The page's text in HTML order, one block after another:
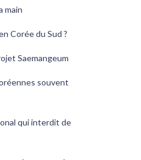
main
Corée du Sud ?
Saemangeum
souvent
qui interdit de